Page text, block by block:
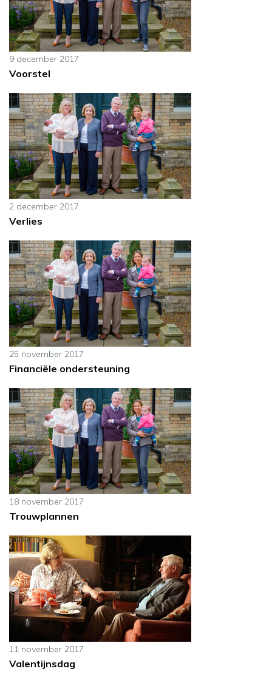
9 december 2017
Voorstel
2 december 2017
Verlies
25 november 2017
Financiële ondersteuning
18 november 2017
Trouwplannen
11 november 2017
Valentijnsdag